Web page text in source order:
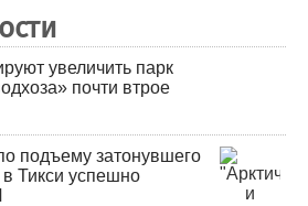
увеличить парк
почти втрое
подъему затонувшего
Тикси успешно